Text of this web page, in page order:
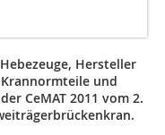
Hersteller
und
CeMAT 2011 vom 2.